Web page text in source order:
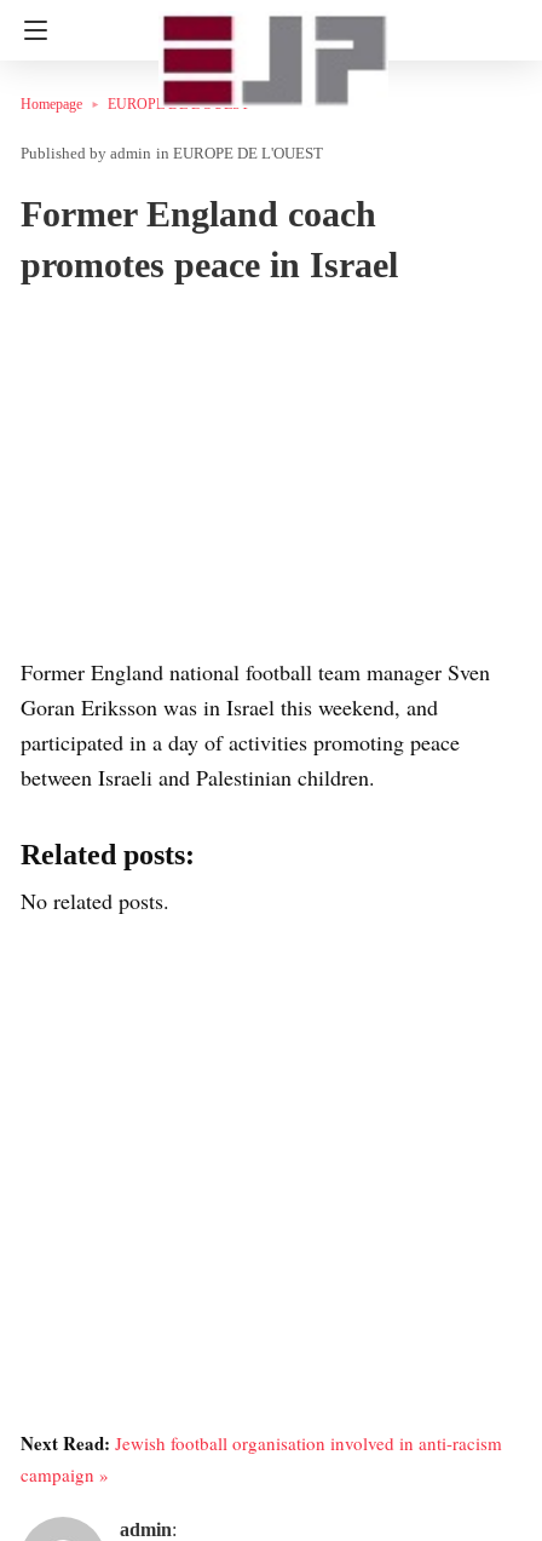
Homepage EUROPE DE L'OUEST
admin in EUROPE DE L'OUEST
Former England coach
promotes peace in Israel
Former England national football team manager Sven
Goran Eriksson was in Israel this weekend, and
participated in a day of activities promoting peace
between Israeli and Palestinian children.
Related posts:
No related posts.
Next Read: Jewish football organisation involved in anti-racism
campaign »
admin: